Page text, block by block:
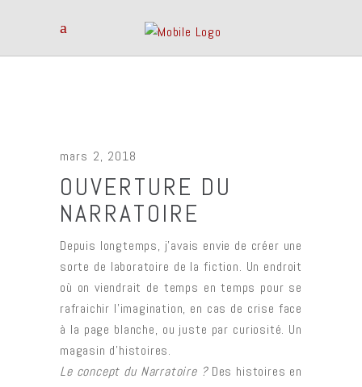
mars 2, 2018
OUVERTURE DU
NARRATOIRE
Depuis longtemps, j’avais envie de créer une
sorte de laboratoire de la fiction. Un endroit
où on viendrait de temps en temps pour se
rafraichir l’imagination, en cas de crise face
à la page blanche, ou juste par curiosité. Un
magasin d’histoires.
Le concept du Narratoire ?Des histoires en